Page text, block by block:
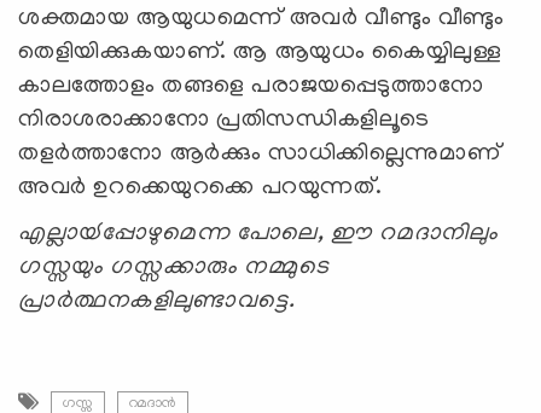
ശക്തമായ ആയുധമെന്ന് അവര്‍ വീണ്ടും വീണ്ടും
തെളിയിക്കുകയാണ്. ആ ആയുധം കൈയ്യിലുള്ള
കാലത്തോളം തങ്ങളെ പരാജയപ്പെടുത്താനോ
നിരാശരാക്കാനോ പ്രതിസന്ധികളിലൂടെ
തളര്‍ത്താനോ ആര്‍ക്കും സാധിക്കില്ലെന്നുമാണ്
അവര്‍ ഉറക്കെയുറക്കെ പറയുന്നത്.
എല്ലായ്‍പ്പോഴുമെന്ന പോലെ, ഈ റമദാനിലും
ഗസ്സയും ഗസ്സക്കാരും നമ്മുടെ
പ്രാര്‍ത്ഥനകളിലുണ്ടാവട്ടെ.
ഗസ്സ റമദാന്‍